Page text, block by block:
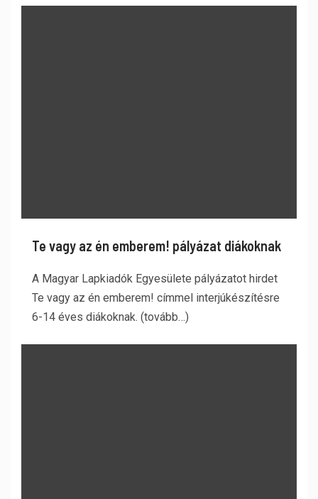
Te vagy az én emberem! pályázat diákoknak
A Magyar Lapkiadók Egyesülete pályázatot hirdet
Te vagy az én emberem! címmel interjúkészítésre
6-14 éves diákoknak. (tovább…)